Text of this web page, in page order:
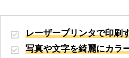
レーザープリンタで印刷
写真や文字を綺麗にカラ